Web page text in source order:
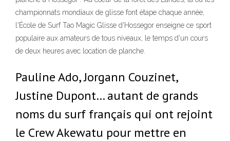
championnats mondiaux de glisse font étape chaque année,
l'École de Surf Tao Magic Glisse d'Hossegor enseigne ce sport
populaire aux amateurs de tous niveaux, le temps d'un cours
de deux heures avec location de planche.
Pauline Ado, Jorgann Couzinet,
Justine Dupont… autant de grands
noms du surf français qui ont rejoint
le Crew Akewatu pour mettre en